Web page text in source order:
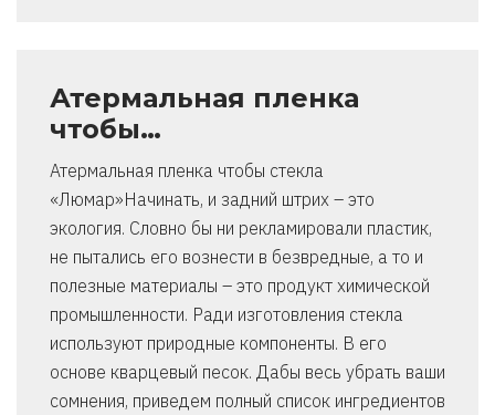
Атермальная пленка
чтобы…
Атермальная пленка чтобы стекла
«Люмар»Начинать, и задний штрих – это
экология. Словно бы ни рекламировали пластик,
не пытались его вознести в безвредные, а то и
полезные материалы – это продукт химической
промышленности. Ради изготовления стекла
используют природные компоненты. В его
основе кварцевый песок. Дабы весь убрать ваши
сомнения, приведем полный список ингредиентов